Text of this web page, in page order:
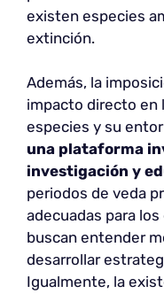
existen especies
extinción.
Además, la
impacto directo en
especies y su
una plataforma
investigación y
periodos de veda
adecuadas para
buscan entender
desarrollar
Igualmente, la